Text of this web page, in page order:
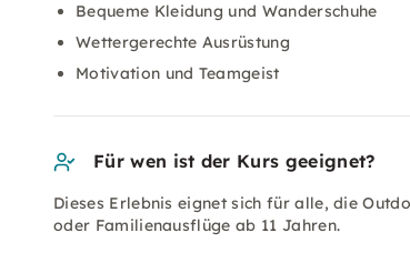
Bequeme Kleidung und Wanderschuhe
Wettergerechte Ausrüstung
Motivation und Teamgeist
Für wen ist der Kurs geeignet?
Dieses Erlebnis eignet sich für alle, die
oder Familienausflüge ab 11 Jahren.